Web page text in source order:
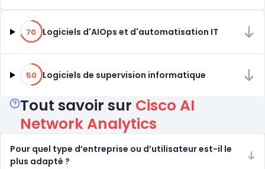
70% de compatibilité
70 Logiciels d'AIOps et d'automatisation IT
50% de compatibilité
50 Logiciels de supervision informatique
Tout savoir sur Cisco AI
Network Analytics
Pour quel type d’entreprise ou d’utilisateur est-il le
plus adapté ?